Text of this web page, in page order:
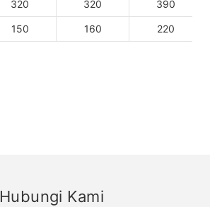
320 320 390
150 160 220
Hubungi Kami